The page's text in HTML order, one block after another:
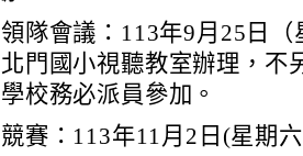
領隊會議：113年9月25日
北門國小視聽教室辦理，不
學校務必派員參加。
競賽：113年11月2日(星期